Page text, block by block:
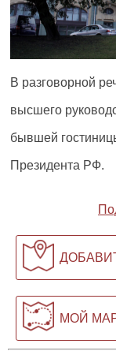
В разговорной
высшего
бывшей
Президента РФ.
МОЙ